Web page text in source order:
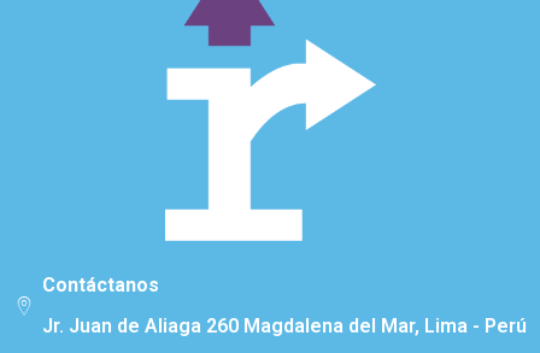
Contáctanos
Jr. Juan de Aliaga 260 Magdalena del Mar, Lima - Perú